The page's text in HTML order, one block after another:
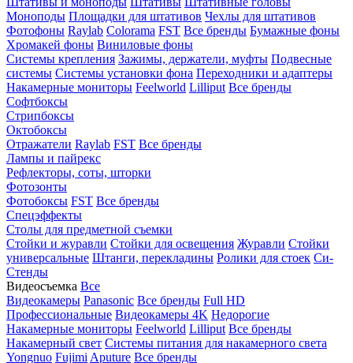
Моноподы Площадки для штативов Чехлы для штативов
Фотофоны Raylab Colorama FST Все бренды Бумажные фоны
Хромакей фоны Виниловые фоны
Системы крепления Зажимы, держатели, муфты Подвесные
системы Системы установки фона Переходники и адаптеры
Накамерные мониторы Feelworld Lilliput Все бренды
Софтбоксы
Стрипбоксы
Октобоксы
Отражатели Raylab FST Все бренды
Лампы и пайрекс
Рефлекторы, соты, шторки
Фотозонты
Фотобоксы FST Все бренды
Спецэффекты
Столы для предметной съемки
Стойки и журавли Стойки для освещения Журавли Стойки
универсальные Штанги, перекладины Ролики для стоек Си-
Стенды
Видеосъемка Все
Видеокамеры Panasonic Все бренды Full HD
Профессиональные Видеокамеры 4K Недорогие
Накамерные мониторы Feelworld Lilliput Все бренды
Накамерный свет Системы питания для накамерного света
Yongnuo Fujimi Aputure Все бренды